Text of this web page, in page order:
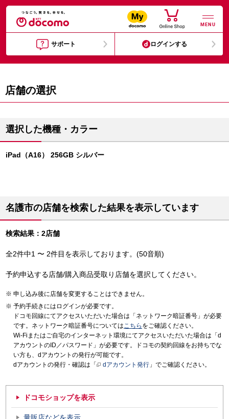
MENU
サポート ログインする
店舗の選択
選択した機種・カラー
iPad（A16） 256GB シルバー
名護市の店舗を検索した結果を表示しています
検索結果：2店舗
全2件中1 〜 2件目を表示しております。(50音順)
予約申込する店舗/購入商品受取り店舗を選択してください。
申し込み後に店舗を変更することはできません。
予約手続きにはログインが必要です。
ドコモ回線にてアクセスいただいた場合は「ネットワーク暗証番号」が必要
です。ネットワーク暗証番号についてはこちら をご確認ください。
Wi-Fiまたはご自宅のインターネット環境にてアクセスいただいた場合は「d
アカウントのID／パスワード」が必要です。ドコモの契約回線をお持ちでな
い方も、dアカウントの発行が可能です。
dアカウントの発行・確認は「
dアカウント発行 」でご確認ください。
ドコモショップを表示